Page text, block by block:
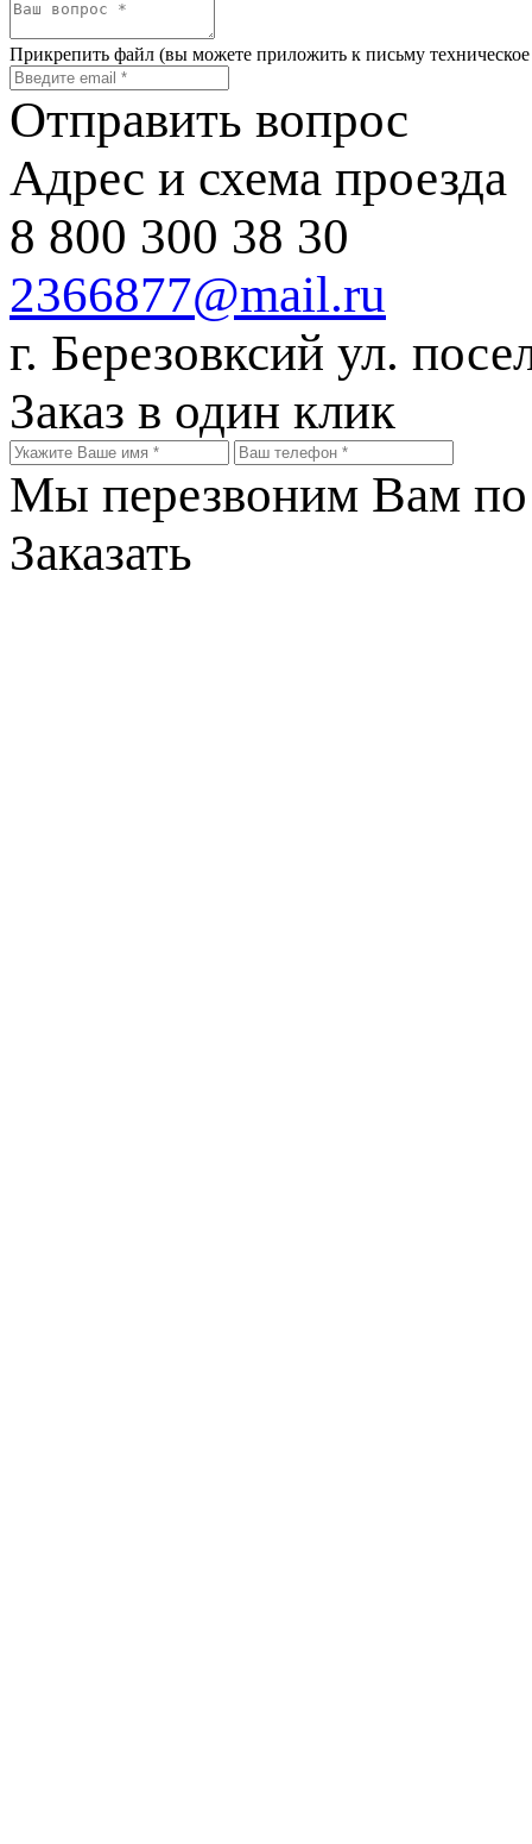
Прикрепить файл (вы можете приложить к письму
Отправить вопрос
Адрес и схема проезда
8 800 300 38 30
2366877@mail.ru
г. Березовксий ул.
Заказ в один клик
Мы перезвоним Вам по
Заказать